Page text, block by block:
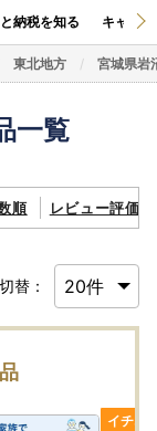
納税を知る キャン
東北地方 宮城県岩
一覧
順 レビュー評価順
替：